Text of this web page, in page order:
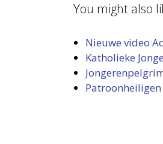
You might also
Nieuwe video
Katholieke